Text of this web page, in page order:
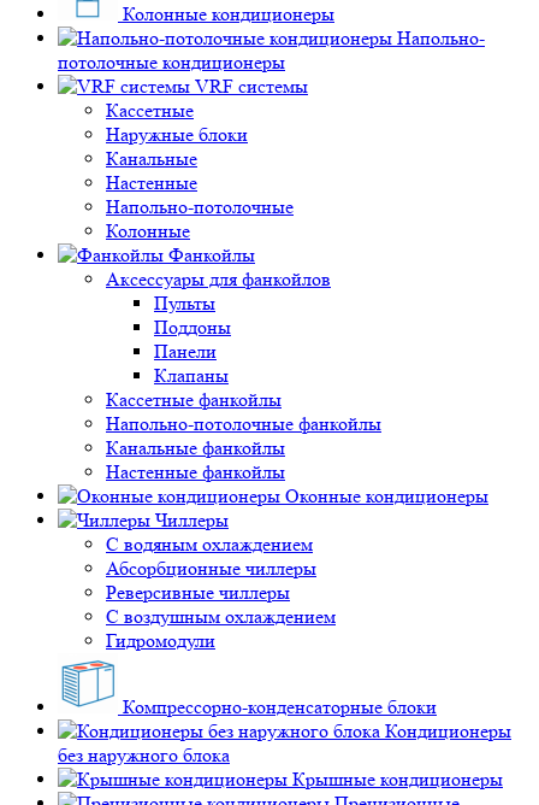
Колонные кондиционеры
Напольно-
потолочные кондиционеры
VRF системы
Кассетные
Наружные блоки
Канальные
Настенные
Напольно-потолочные
Колонные
Фанкойлы
Аксессуары для фанкойлов
Пульты
Поддоны
Панели
Клапаны
Кассетные фанкойлы
Напольно-потолочные фанкойлы
Канальные фанкойлы
Настенные фанкойлы
Оконные кондиционеры
Чиллеры
С водяным охлаждением
Абсорбционные чиллеры
Реверсивные чиллеры
С воздушным охлаждением
Гидромодули
Компрессорно-конденсаторные блоки
Кондиционеры
без наружного блока
Крышные кондиционеры